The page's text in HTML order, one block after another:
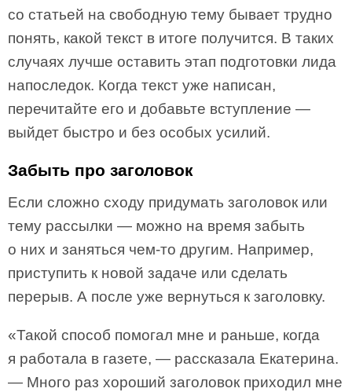
со статьей на свободную тему бывает трудно
понять, какой текст в итоге получится. В таких
случаях лучше оставить этап подготовки лида
напоследок. Когда текст уже написан,
перечитайте его и добавьте вступление —
выйдет быстро и без особых усилий.
Забыть про заголовок
Если сложно сходу придумать заголовок или
тему рассылки — можно на время забыть
о них и заняться чем-то другим. Например,
приступить к новой задаче или сделать
перерыв. А после уже вернуться к заголовку.
«Такой способ помогал мне и раньше, когда
я работала в газете, — рассказала Екатерина.
— Много раз хороший заголовок приходил мне